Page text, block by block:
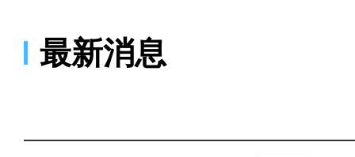
最新消息